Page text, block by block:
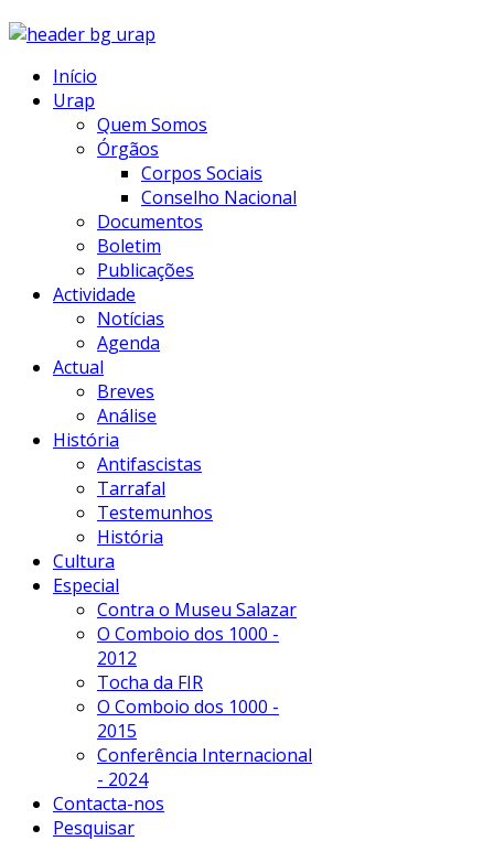
Início
Urap
Quem Somos
Órgãos
Corpos Sociais
Conselho Nacional
Documentos
Boletim
Publicações
Actividade
Notícias
Agenda
Actual
Breves
Análise
História
Antifascistas
Tarrafal
Testemunhos
História
Cultura
Especial
Contra o Museu Salazar
O Comboio dos 1000 -
2012
Tocha da FIR
O Comboio dos 1000 -
2015
Conferência Internacional
- 2024
Contacta-nos
Pesquisar